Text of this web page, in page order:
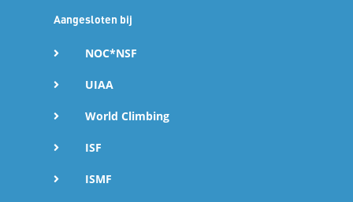
Aangesloten bij
NOC*NSF
UIAA
World Climbing
ISF
ISMF